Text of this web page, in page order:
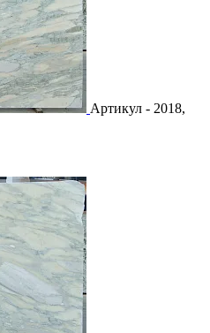
Артикул - 2018,